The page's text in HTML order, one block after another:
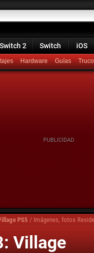
Switch 2 Switch iOS
Hardware Guías
PS5 / Imágenes, fotos
Village